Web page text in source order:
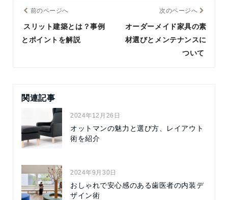
前のページへ
スリット建築とは？事例
とポイントを解説
次のページへ
オーダーメイド家具の素
材選びとメンテナンスに
ついて
関連記事
2024年12月26日
オットマンの魅力と選び方、レイアウト
術を紹介
2024年9月30日
おしゃれで安心感のある歯医者の内装デ
ザイン術